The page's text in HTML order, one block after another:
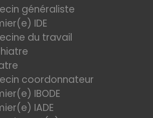
généraliste
IDE
du travail
coordonnateur
IBODE
IADE